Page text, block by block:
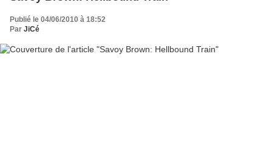
Publié le 04/06/2010 à 18:52
Par JiCé